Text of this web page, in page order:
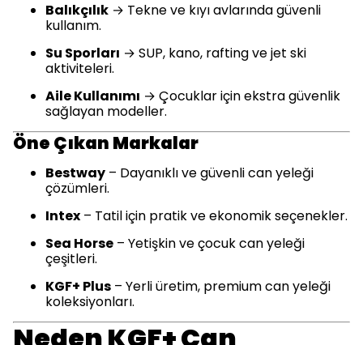
Balıkçılık → Tekne ve kıyı avlarında güvenli
kullanım.
Su Sporları → SUP, kano, rafting ve jet ski
aktiviteleri.
Aile Kullanımı → Çocuklar için ekstra güvenlik
sağlayan modeller.
Öne Çıkan Markalar
Bestway – Dayanıklı ve güvenli can yeleği
çözümleri.
Intex – Tatil için pratik ve ekonomik seçenekler.
Sea Horse – Yetişkin ve çocuk can yeleği
çeşitleri.
KGF+ Plus – Yerli üretim, premium can yeleği
koleksiyonları.